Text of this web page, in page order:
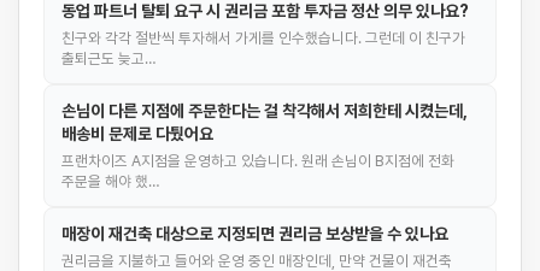
동업 파트너 탈퇴 요구 시 권리금 포함 투자금 정산 의무 있나요?
친구와 각각 절반씩 투자해서 가게를 인수했습니다. 그런데 이 친구가
출퇴근도 늦고…
손님이 다른 지점에 주문한다는 걸 착각해서 저희한테 시켰는데,
배송비 문제로 다퉜어요
프랜차이즈 A지점을 운영하고 있습니다. 원래 손님이 B지점에 전화
주문을 해야 했…
매장이 재건축 대상으로 지정되면 권리금 보상받을 수 있나요
권리금을 지불하고 들어와 운영 중인 매장인데, 만약 건물이 재건축